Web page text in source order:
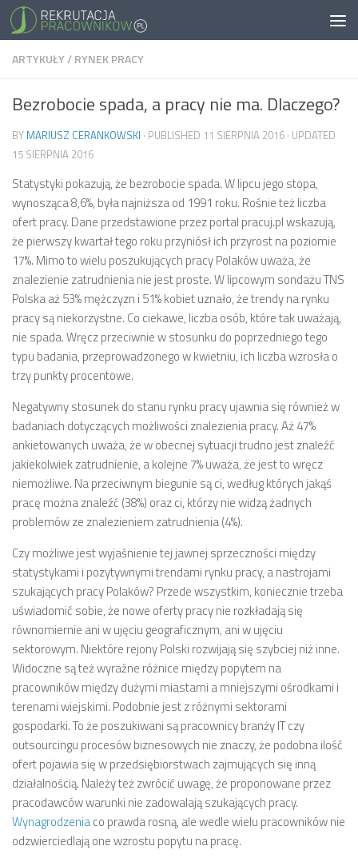
ARTYKUŁY/RYNEK PRACY
Bezrobocie spada, a pracy nie ma. Dlaczego?
BY MARIUSZ CERANKOWSKI · PUBLISHED 11 SIERPNIA 2016 · UPDATED
15 SIERPNIA 2016
Statystyki pokazują, że bezrobocie spada. W lipcu jego stopa,
wynosząca 8,6%, była najniższa od 1991 roku. Rośnie też liczba
ofert pracy. Dane przedstawione przez portal pracuj.pl wskazują,
że pierwszy kwartał tego roku przyniósł ich przyrost na poziomie
17%. Mimo to wielu poszukujących pracy Polaków uważa, że
znalezienie zatrudnienia nie jest proste.W lipcowym sondażu TNS
Polska aż 53% mężczyzn i 51% kobiet uznało, że trendy na rynku
pracy są niekorzystne. Co ciekawe, liczba osób, które tak uważają,
nie spada. Wręcz przeciwnie w stosunku do poprzedniego tego
typu badania, przeprowadzonego w kwietniu, ich liczba wzrosła o
trzy punkty procentowe.
Negatywny stosunek do stanu rynku pracy ujawnia się również w
badaniach dotyczących możliwości znalezienia pracy. Aż 47%
ankietowanych uważa, że w obecnej sytuacji trudno jest znaleźć
jakiekolwiek zatrudnienie, a kolejne 7% uważa, że jest to wręcz
niemożliwe. Na przeciwnym biegunie są ci, według których jakąś
pracę można znaleźć (38%) oraz ci, którzy nie widzą żadnych
problemów ze znalezieniem zatrudnienia (4%).
Czy możliwe jest wyjaśnienie tej jawnej sprzeczności między
statystykami i pozytywnymi trendami rynku pracy, a nastrojami
szukających pracy Polaków? Przede wszystkim, koniecznie trzeba
uświadomić sobie, że nowe oferty pracy nie rozkładają się
równomiernie ani w ujęciu geograficznym, ani w ujęciu
sektorowym. Niektóre rejony Polski rozwijają się szybciej niż inne.
Widoczne są też wyraźne różnice między popytem na
pracowników między dużymi miastami a mniejszymi ośrodkami i
terenami wiejskimi. Podobnie jest z różnymi sektorami
gospodarki. To że poszukiwani są pracownicy branży IT czy
outsourcingu procesów biznesowych nie znaczy, że podobna ilość
ofert pojawia się w przedsiębiorstwach zajmujących się inną
działalnością. Należy też zwrócić uwagę, że proponowane przez
pracodawców warunki nie zadowalają szukających pracy.
Wynagrodzeniaco prawda rosną, ale wedle wielu pracowników nie
odzwierciedlają one wzrostu popytu na pracę.